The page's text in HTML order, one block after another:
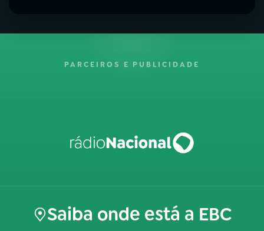
PARCEIROS E PUBLICIDADE
Saiba onde está a EBC